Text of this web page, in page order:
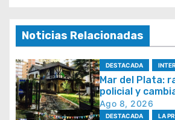
g
a
c
i
ó
n
Noticias Relacionadas
DESTACADA
Mar del Plata:
policial y
de patrullaje
Ago 8, 2026
DESTACADA LA